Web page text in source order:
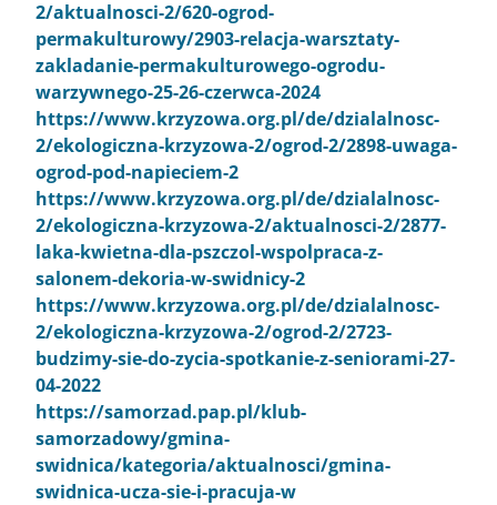
2/aktualnosci-2/620-ogrod-
permakulturowy/2903-relacja-warsztaty-
zakladanie-permakulturowego-ogrodu-
warzywnego-25-26-czerwca-2024
https://www.krzyzowa.org.pl/de/dzialalnosc-
2/ekologiczna-krzyzowa-2/ogrod-2/2898-uwaga-
ogrod-pod-napieciem-2
https://www.krzyzowa.org.pl/de/dzialalnosc-
2/ekologiczna-krzyzowa-2/aktualnosci-2/2877-
laka-kwietna-dla-pszczol-wspolpraca-z-
salonem-dekoria-w-swidnicy-2
https://www.krzyzowa.org.pl/de/dzialalnosc-
2/ekologiczna-krzyzowa-2/ogrod-2/2723-
budzimy-sie-do-zycia-spotkanie-z-seniorami-27-
04-2022
https://samorzad.pap.pl/klub-
samorzadowy/gmina-
swidnica/kategoria/aktualnosci/gmina-
swidnica-ucza-sie-i-pracuja-w